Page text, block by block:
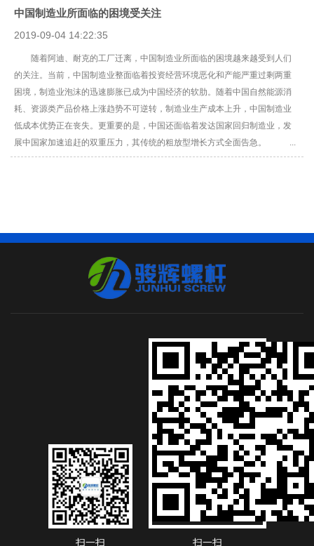
中国制造业所面临的困境受关注
2019-09-04 14:22:35
随着阿迪、耐克的工厂迁离，中国制造业所面临的困境越来越受到人们
的关注。当前，中国制造业整面临着投资经营环境恶化和产能严重过剩两重
困境，制造业泡沫的迅速膨胀已成为中国经济的软肋。随着中国自然能源消
耗、资源类产品价格上涨趋势不可逆转，制造业生产成本上升，中国制造业
低成本优势正在丧失。更重要的是，中国还面临着发达国家回归制造业，发
展中国家加速追赶的双重压力，其传统的粗放型增长方式全面告急。 ...
扫一扫 扫一扫